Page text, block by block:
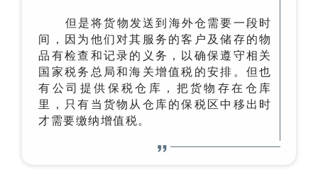
但是将货物发送到海外仓需要一段时
间，因为他们对其服务的客户及储存的物
品有检查和记录的义务，以确保遵守相关
国家税务总局和海关增值税的安排。但也
有公司提供保税仓库，把货物存在仓库
里，只有当货物从仓库的保税区中移出时
才需要缴纳增值税。